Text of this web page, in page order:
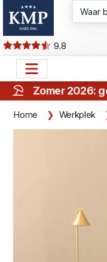
9.8
Zomer 2026:
Home Werkplek